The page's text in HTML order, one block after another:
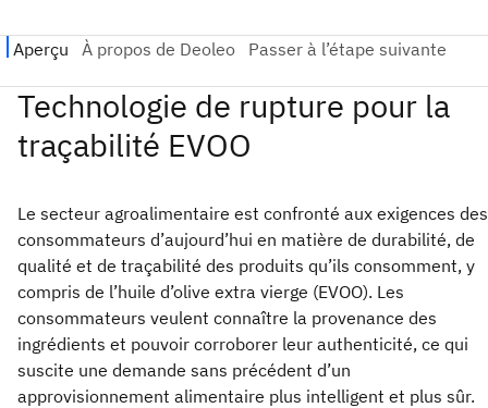
Technologie de rupture pour la
traçabilité EVOO
Le secteur agroalimentaire est confronté aux exigences des
consommateurs d’aujourd’hui en matière de durabilité, de
qualité et de traçabilité des produits qu’ils consomment, y
compris de l’huile d’olive extra vierge (EVOO). Les
consommateurs veulent connaître la provenance des
ingrédients et pouvoir corroborer leur authenticité, ce qui
suscite une demande sans précédent d’un
approvisionnement alimentaire plus intelligent et plus sûr.